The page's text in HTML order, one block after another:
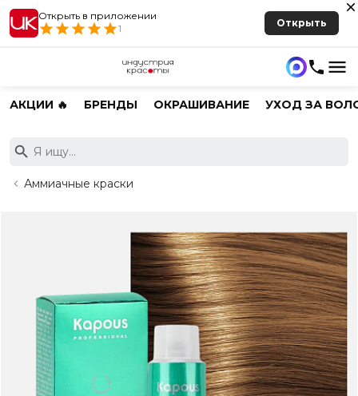
Открыть в приложении
1
Открыть
АКЦИИ 🔥 БРЕНДЫ ОКРАШИВАНИЕ УХОД ЗА
Аммиачные краски